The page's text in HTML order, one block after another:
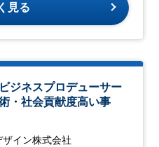
見る
ジネスプロデューサー
・社会貢献度高い事
イン株式会社